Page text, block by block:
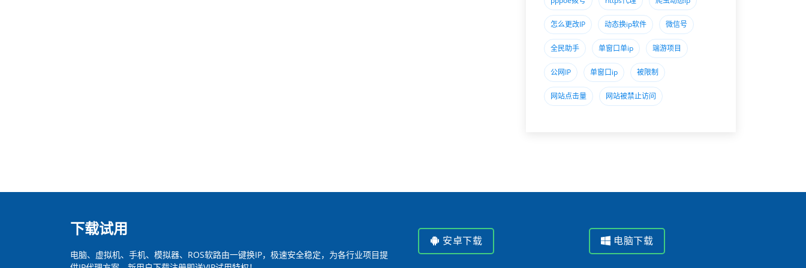
怎么更改IP 动态换ip软件 微信号
全民助手 单窗口单ip 端游项目
公网IP 单窗口ip 被限制
网站点击量 网站被禁止访问
下载试用
电脑、虚拟机、手机、模拟器、ROS软路由一键换IP，极速安全稳定，为各行业项目提
安卓下载 电脑下载